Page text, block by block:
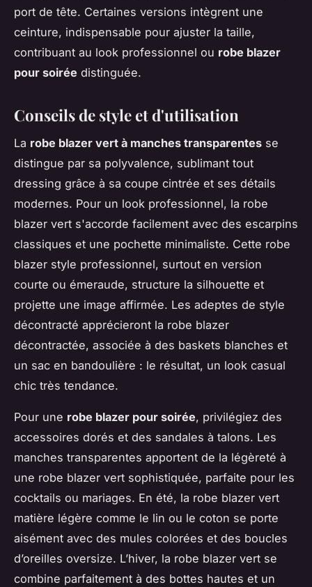
port de tête. Certaines versions intègrent une
ceinture, indispensable pour ajuster la taille,
contribuant au look professionnel ou robe blazer
pour soirée distinguée.
Conseils de style et d'utilisation
La robe blazer vert à manches transparentes se
distingue par sa polyvalence, sublimant tout
dressing grâce à sa coupe cintrée et ses détails
modernes. Pour un look professionnel, la robe
blazer vert s'accorde facilement avec des escarpins
classiques et une pochette minimaliste. Cette robe
blazer style professionnel, surtout en version
courte ou émeraude, structure la silhouette et
projette une image affirmée. Les adeptes de style
décontracté apprécieront la robe blazer
décontractée, associée à des baskets blanches et
un sac en bandoulière : le résultat, un look casual
chic très tendance.
Pour une robe blazer pour soirée, privilégiez des
accessoires dorés et des sandales à talons. Les
manches transparentes apportent de la légèreté à
une robe blazer vert sophistiquée, parfaite pour les
cocktails ou mariages. En été, la robe blazer vert
matière légère comme le lin ou le coton se porte
aisément avec des mules colorées et des boucles
d’oreilles oversize. L’hiver, la robe blazer vert se
combine parfaitement à des bottes hautes et un